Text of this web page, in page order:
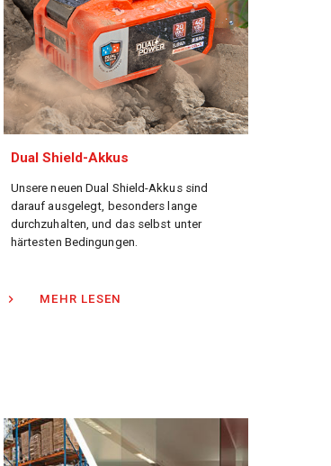
Dual Shield-Akkus
Unsere neuen Dual Shield-Akkus sind
darauf ausgelegt, besonders lange
durchzuhalten, und das selbst unter
härtesten Bedingungen.
MEHR LESEN